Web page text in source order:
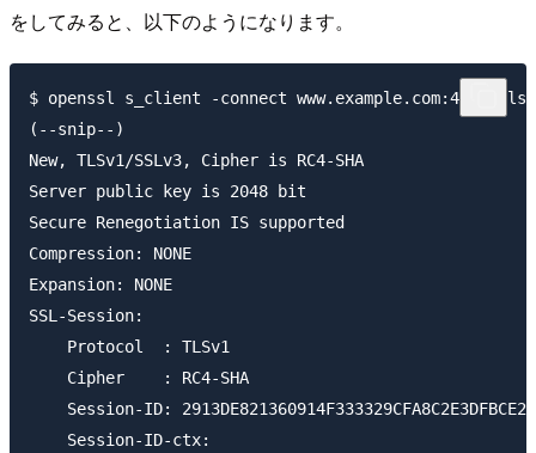
をしてみると、以下のようになります。
$ openssl s_client -connect www.example.com:443 -tls1
(--snip--)
New, TLSv1/SSLv3, Cipher is RC4-SHA
Server public key is 2048 bit
Secure Renegotiation IS supported
Compression: NONE
Expansion: NONE
SSL-Session:
    Protocol  : TLSv1
    Cipher    : RC4-SHA
Session-ID:
    Session-ID-ctx: